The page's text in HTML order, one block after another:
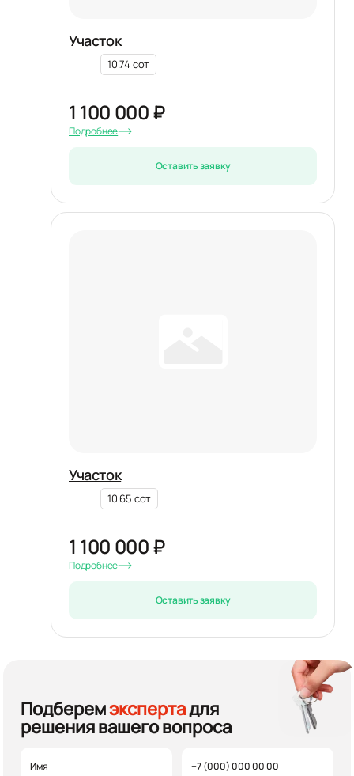
Участок
10.74 сот
1 100 000 ₽
Подробнее
Оставить заявку
Участок
10.65 сот
1 100 000 ₽
Подробнее
Оставить заявку
Подберемэкспертадля
решения вашего вопроса